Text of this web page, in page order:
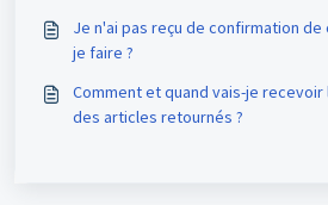
Je n'ai pas reçu de confirmation
je faire ?
Comment et quand vais-je
des articles retournés ?